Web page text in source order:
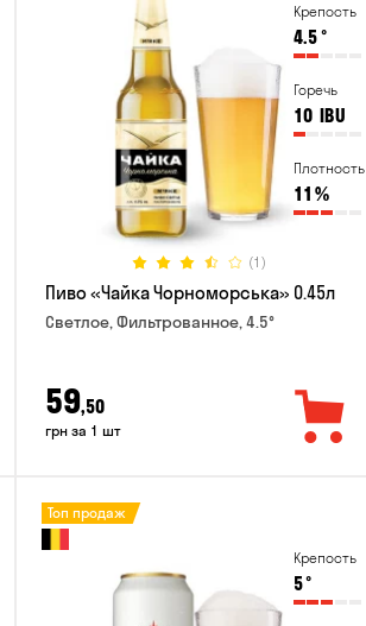
Крепость
4.5°
Горечь
10 IBU
Плотность
11 %
(1)
Пиво «Чайка Чорноморська» 0.45л
Светлое, Фильтрованное, 4.5°
59,50
грн за 1 шт
Крепость
5°
Топ продаж